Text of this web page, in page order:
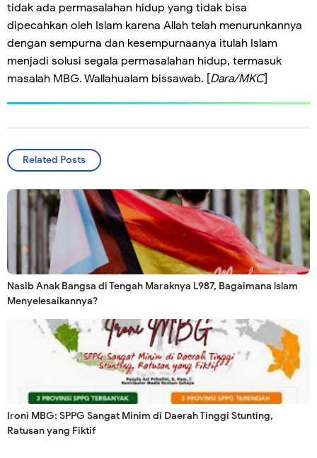
tidak ada permasalahan hidup yang tidak bisa
dipecahkan oleh Islam karena Allah telah menurunkannya
dengan sempurna dan kesempurnaanya itulah Islam
menjadi solusi segala permasalahan hidup, termasuk
masalah MBG. Wallahualam bissawab. [Dara/MKC]
Related Posts
Nasib Anak Bangsa di Tengah Maraknya L987, Bagaimana lslam
Menyelesaikannya?
Ironi MBG: SPPG Sangat Minim di Daerah Tinggi Stunting,
Ratusan yang Fiktif